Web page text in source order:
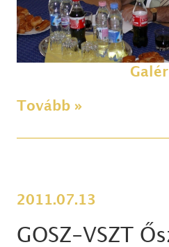
Tovább »
2011.07.13
GOSZ-VSZT